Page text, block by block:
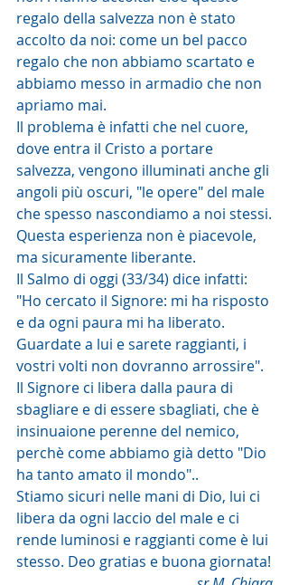
regalo della salvezza non è stato
accolto da noi: come un bel pacco
regalo che non abbiamo scartato e
abbiamo messo in armadio che non
apriamo mai.
Il problema è infatti che nel cuore,
dove entra il Cristo a portare
salvezza, vengono illuminati anche gli
angoli più oscuri, "le opere" del male
che spesso nascondiamo a noi stessi.
Questa esperienza non è piacevole,
ma sicuramente liberante.
Il Salmo di oggi (33/34) dice infatti:
"Ho cercato il Signore: mi ha risposto
e da ogni paura mi ha liberato.
Guardate a lui e sarete raggianti, i
vostri volti non dovranno arrossire".
Il Signore ci libera dalla paura di
sbagliare e di essere sbagliati, che è
insinuaione perenne del nemico,
perchè come abbiamo già detto "Dio
ha tanto amato il mondo"..
Stiamo sicuri nelle mani di Dio, lui ci
libera da ogni laccio del male e ci
rende luminosi e raggianti come è lui
stesso. Deo gratias e buona giornata!